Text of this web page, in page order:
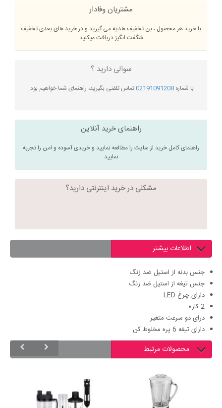
مشتریان وفادار
با خرید هر محصول ، بن تخفیف هدیه می گیرید و در خرید های بعدی تخفیف
شگفت انگیز دریافت میکنید
سوالی دارید ؟
با شماره02191091208تماس تلفنی بگیرید، راهنمای شما خواهیم بود.
راهنمای خرید آنلاین
راهنمای کامل خرید از سایت را مطالعه نمایید و خریدی آسوده و امن را تجربه
نمایید
مشکلی در خرید اینترنتی دارید؟
اطلاعات بیشتر
جنس بدنه از استیل ضد زنگ
جنس تیغه از استیل ضد زنگ
دارای چرغ LED
2 کاره
درای دو سرعت متغیر
دارای تیغه 6 پره مخلوط کن
محصولات مرتبط